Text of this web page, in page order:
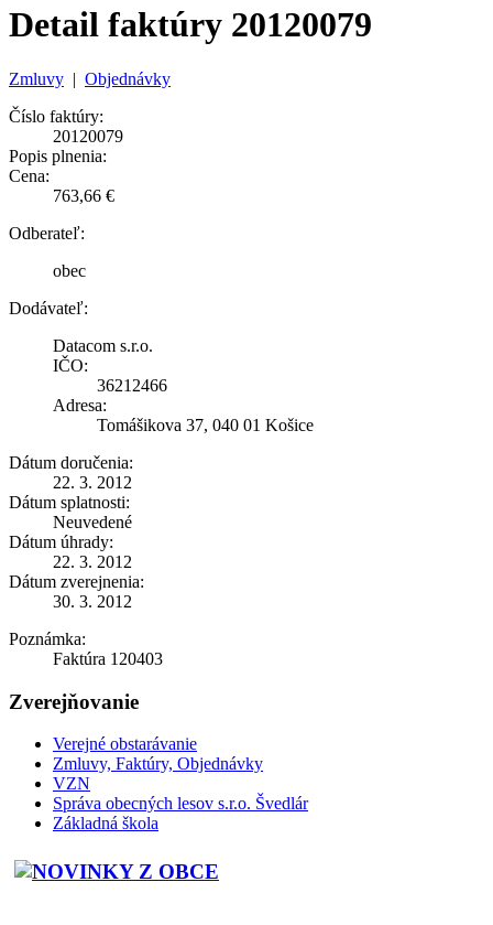
Detail faktúry 20120079
Zmluvy | Objednávky
Číslo faktúry:
20120079
Popis plnenia:
Cena:
763,66 €
Odberateľ:
obec
Dodávateľ:
Datacom s.r.o.
IČO:
36212466
Adresa:
Tomášikova 37, 040 01 Košice
Dátum doručenia:
22. 3. 2012
Dátum splatnosti:
Neuvedené
Dátum úhrady:
22. 3. 2012
Dátum zverejnenia:
30. 3. 2012
Poznámka:
Faktúra 120403
Zverejňovanie
Verejné obstarávanie
Zmluvy, Faktúry, Objednávky
VZN
Správa obecných lesov s.r.o. Švedlár
Základná škola